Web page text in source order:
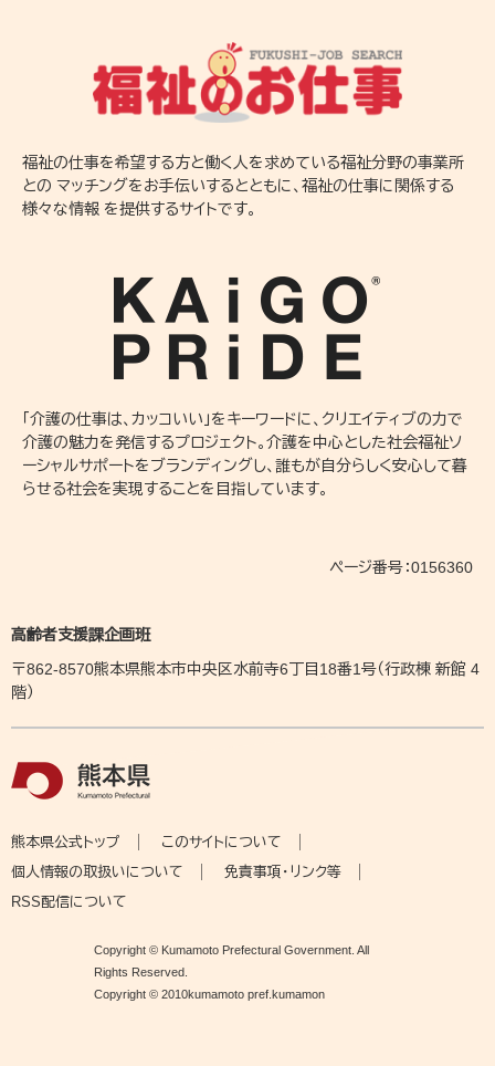
福祉の仕事を希望する方と働く人を求めている福祉分野の事業所
との マッチングをお手伝いするとともに、福祉の仕事に関係する
様々な情報 を提供するサイトです。
「介護の仕事は、カッコいい」をキーワードに、クリエイティブの力で
介護の魅力を発信するプロジェクト。介護を中心とした社会福祉ソ
ーシャルサポートをブランディングし、誰もが自分らしく安心して暮
らせる社会を実現することを目指しています。
ページ番号：0156360
高齢者支援課企画班
​〒862-8570熊本県熊本市中央区水前寺6丁目18番1号（行政棟 新館 4
階）
熊本県公式トップ
このサイトについて
個人情報の取扱いについて
免責事項・リンク等
RSS配信について
Copyright © Kumamoto Prefectural Government. All
Rights Reserved.
Copyright © 2010kumamoto pref.kumamon